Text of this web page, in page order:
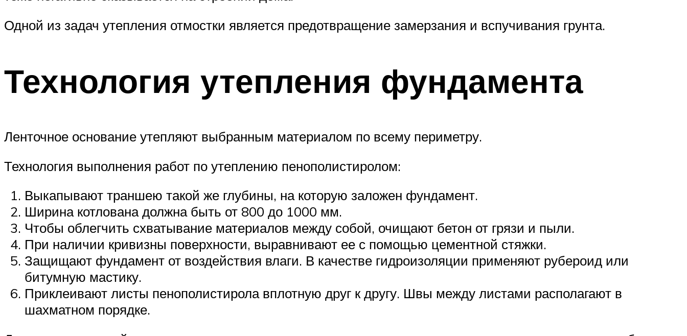
Одной из задач утепления отмостки является предотвращение замерзания и вспучивания грунта.
Технология утепления фундамента
Ленточное основание утепляют выбранным материалом по всему периметру.
Технология выполнения работ по утеплению пенополистиролом:
Выкапывают траншею такой же глубины, на которую заложен фундамент.
Ширина котлована должна быть от 800 до 1000 мм.
Чтобы облегчить схватывание материалов между собой, очищают бетон от грязи и пыли.
При наличии кривизны поверхности, выравнивают ее с помощью цементной стяжки.
Защищают фундамент от воздействия влаги. В качестве гидроизоляции применяют рубероид или
битумную мастику.
Приклеивают листы пенополистирола вплотную друг к другу. Швы между листами располагают в
шахматном порядке.